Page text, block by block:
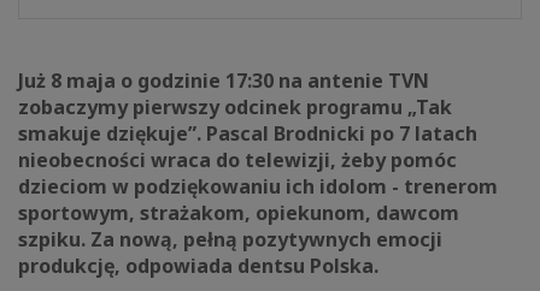
Już 8 maja o godzinie 17:30 na antenie TVN
zobaczymy pierwszy odcinek programu „Tak
smakuje dziękuje”. Pascal Brodnicki po 7 latach
nieobecności wraca do telewizji, żeby pomóc
dzieciom w podziękowaniu ich idolom - trenerom
sportowym, strażakom, opiekunom, dawcom
szpiku. Za nową, pełną pozytywnych emocji
produkcję, odpowiada dentsu Polska.